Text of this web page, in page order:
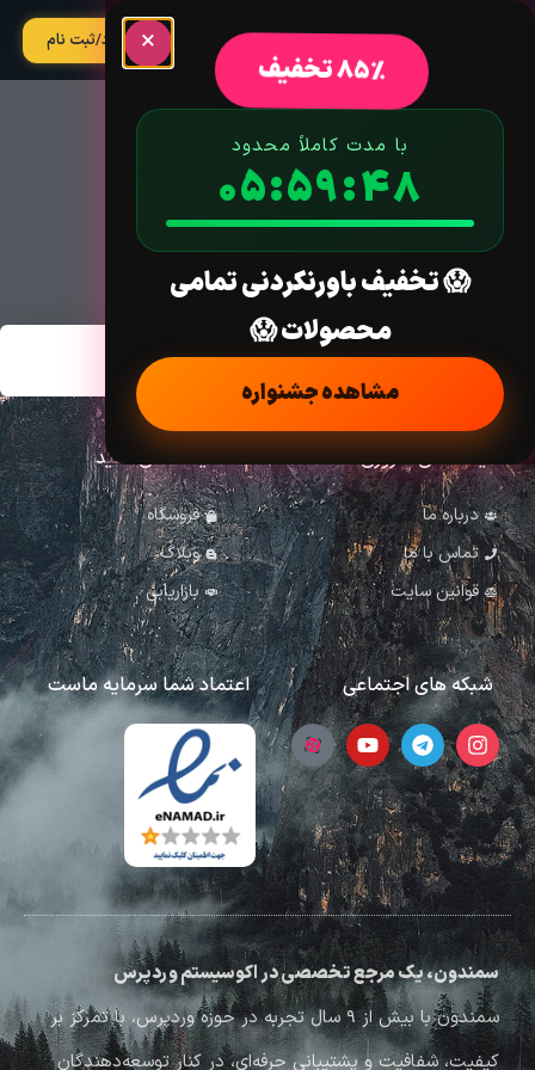
×
85% تخفیف
با مدت کاملاً محدود
05:59:48
😱 تخفیف باورنکردنی تمامی
محصولات 😱
مشاهده جشنواره
آپدیت ورود/ثبت نام
تکسونومی:
لینک های ضروری
درباره ما
تماس با ما
قوانین سایت
لینک های مفید
فروشگاه
وبلاگ
بازاریابی
شبکه های اجتماعی اعتماد شما سرمایه ماست
سمندون، یک مرجع تخصصی در اکوسیستم وردپرس
سمندون با بیش از ۹ سال تجربه در حوزه وردپرس، با تمرکز بر
کیفیت، شفافیت و پشتیبانی حرفه‌ای، در کنار توسعه‌دهندگان